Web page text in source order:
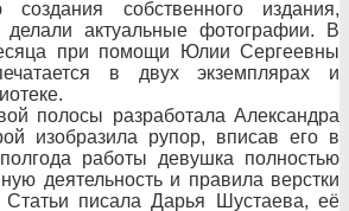
собственного издания,
делали актуальные фотографии. В
при помощи Юлии Сергеевны
в двух экземплярах и
полосы разработала Александра
изобразила рупор, вписав его в
работы девушка полностью
деятельность и правила верстки
Статьи писала Дарья Шустаева, её